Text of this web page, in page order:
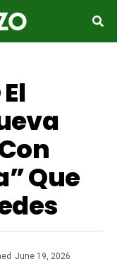
Que
June 19, 2026